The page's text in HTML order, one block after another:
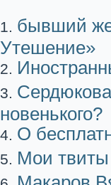
бывший
Утешение»
новенького?
О
Мои твиты